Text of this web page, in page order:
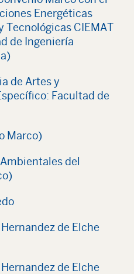
Energéticas
Tecnológicas CIEMAT
de Ingeniería
de Artes y
Facultad de
Marco)
del
de Elche
de Elche